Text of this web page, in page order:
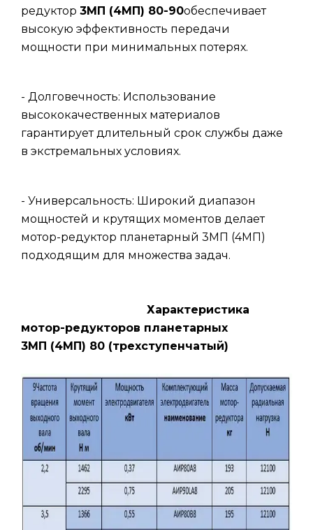
редуктор 3МП (4МП) 80-90обеспечивает
высокую эффективность передачи
мощности при минимальных потерях.
- Долговечность: Использование
высококачественных материалов
гарантирует длительный срок службы даже
в экстремальных условиях.
- Универсальность: Широкий диапазон
мощностей и крутящих моментов делает
мотор-редуктор планетарный 3МП (4МП)
подходящим для множества задач.
Характеристика
мотор-редукторов планетарных
3МП (4МП) 80 (трехступенчатый)